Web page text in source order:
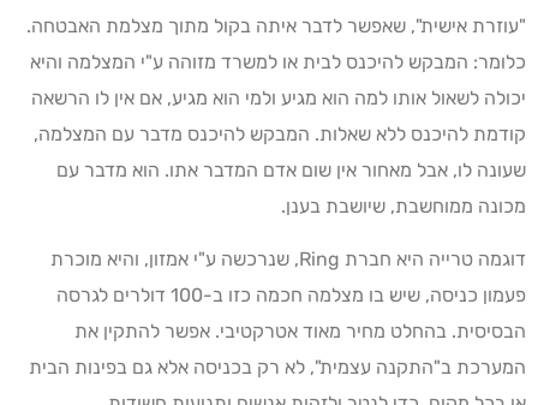
"עוזרת אישית", שאפשר לדבר איתה בקול מתוך מצלמת האבטחה.
כלומר: המבקש להיכנס לבית או למשרד מזוהה ע"י המצלמה והיא
יכולה לשאול אותו למה הוא מגיע ולמי הוא מגיע, אם אין לו הרשאה
קודמת להיכנס ללא שאלות. המבקש להיכנס מדבר עם המצלמה,
שעונה לו, אבל מאחור אין שום אדם המדבר אתו. הוא מדבר עם
מכונה ממוחשבת, שיושבת בענן.
דוגמה טרייה היא חברת Ring, שנרכשה ע"י אמזון, והיא מוכרת
פעמון כניסה, שיש בו מצלמה חכמה כזו ב-100 דולרים לגרסה
הבסיסית. בהחלט מחיר מאוד אטרקטיבי. אפשר להתקין את
המערכת ב"התקנה עצמית", לא רק בכניסה אלא גם בפינות הבית